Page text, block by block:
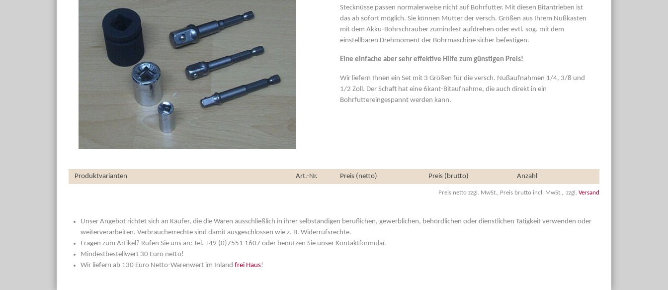
Stecknüsse passen normalerweise nicht auf Bohrfutter. Mit diesen Bitantrieben ist
das ab sofort möglich. Sie können Mutter der versch. Größen aus Ihrem Nußkasten
mit dem Akku-Bohrschrauber zumindest aufdrehen oder evtl. sog. mit dem
einstellbaren Drehmoment der Bohrmaschine sicher befestigen.
Eine einfache aber sehr effektive Hilfe zum günstigen Preis!
Wir liefern Ihnen ein Set mit 3 Größen für die versch. Nußaufnahmen 1/4, 3/8 und
1/2 Zoll. Der Schaft hat eine 6kant-Bitaufnahme, die auch direkt in ein
Bohrfuttereingespannt werden kann.
Produktvarianten Art.-Nr. Preis (netto) Preis (brutto) Anzahl
Preis netto zzgl. MwSt., Preis brutto incl. MwSt., zzgl. Versand
Unser Angebot richtet sich an Käufer, die die Waren ausschließlich in ihrer selbständigen beruflichen, gewerblichen, behördlichen oder dienstlichen Tätigkeit verwenden oder
weiterverarbeiten. Verbraucherrechte sind damit ausgeschlossen wie z. B. Widerrufsrechte.
Fragen zum Artikel? Rufen Sie uns an: Tel. +49 (0)7551 1607 oder benutzen Sie unser Kontaktformular.
Mindestbestellwert 30 Euro netto!
Wir liefern ab 130 Euro Netto-Warenwert im Inland frei Haus!